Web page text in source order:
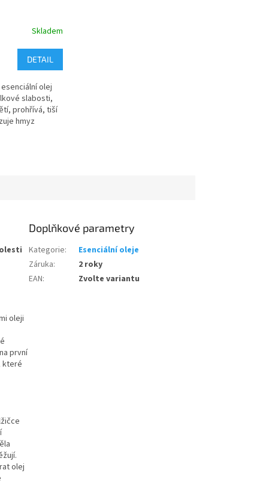
Skladem
DETAIL
olej
slabosti,
prohřívá, tiší
hmyz
oleji
první
které
olej
Doplňkové parametry
Kategorie:
Esenciální oleje
Záruka:
2 roky
EAN: Zvolte variantu